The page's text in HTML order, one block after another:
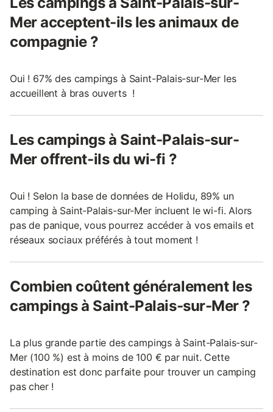
Mer acceptent-ils les animaux de
compagnie ?
Oui ! 67% des campings à Saint-Palais-sur-Mer les
accueillent à bras ouverts !
Les campings à Saint-Palais-sur-
Mer offrent-ils du wi-fi ?
Oui ! Selon la base de données de Holidu, 89% un
camping à Saint-Palais-sur-Mer incluent le wi-fi. Alors
pas de panique, vous pourrez accéder à vos emails et
réseaux sociaux préférés à tout moment !
Combien coûtent généralement les
campings à Saint-Palais-sur-Mer ?
La plus grande partie des campings à Saint-Palais-sur-
Mer (100 %) est à moins de 100 € par nuit. Cette
destination est donc parfaite pour trouver un camping
pas cher !